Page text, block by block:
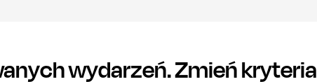
wydarzeń. Zmień kryteria